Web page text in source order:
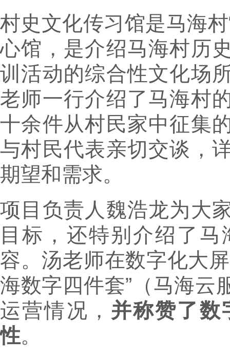
村史文化传习馆是马海
心馆，是介绍马海村历
训活动的综合性文化场
老师一行介绍了马海村
十余件从村民家中征集
与村民代表亲切交谈，
期望和需求。
项目负责人魏浩龙为大
目标，还特别介绍了
容。汤老师在数字化大
海数字四件套”（马海云
运营情况， 并称赞了数
性。